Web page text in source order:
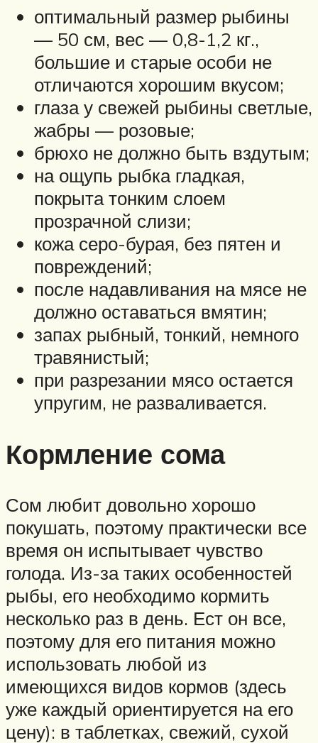
оптимальный размер рыбины
— 50 см, вес — 0,8-1,2 кг.,
большие и старые особи не
отличаются хорошим вкусом;
глаза у свежей рыбины светлые,
жабры — розовые;
брюхо не должно быть вздутым;
на ощупь рыбка гладкая,
покрыта тонким слоем
прозрачной слизи;
кожа серо-бурая, без пятен и
повреждений;
после надавливания на мясе не
должно оставаться вмятин;
запах рыбный, тонкий, немного
травянистый;
при разрезании мясо остается
упругим, не разваливается.
Кормление сома
Сом любит довольно хорошо
покушать, поэтому практически все
время он испытывает чувство
голода. Из-за таких особенностей
рыбы, его необходимо кормить
несколько раз в день. Ест он все,
поэтому для его питания можно
использовать любой из
имеющихся видов кормов (здесь
уже каждый ориентируется на его
цену): в таблетках, свежий, сухой